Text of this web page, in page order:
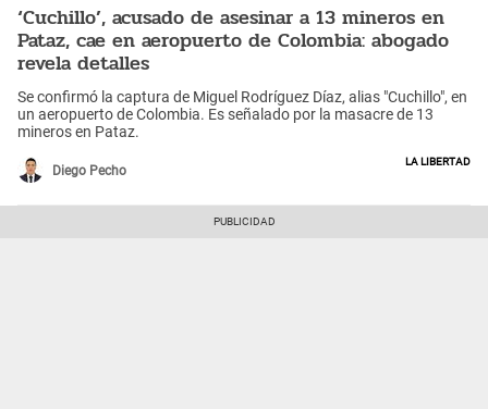
‘Cuchillo’, acusado de asesinar a 13 mineros en
Pataz, cae en aeropuerto de Colombia: abogado
revela detalles
Se confirmó la captura de Miguel Rodríguez Díaz, alias "Cuchillo", en
un aeropuerto de Colombia. Es señalado por la masacre de 13
mineros en Pataz.
Diego Pecho
La Libertad